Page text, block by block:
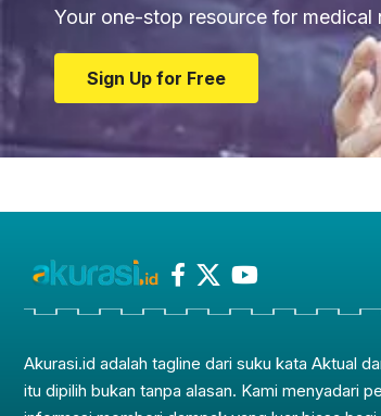
Your one-stop resource for medical
Sign Up for Free
Akurasi.id adalah tagline dari suku kata Aktual
itu dipilih bukan tanpa alasan. Kami menyadari